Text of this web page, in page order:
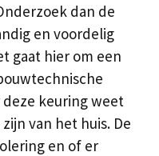
dan de
en voordelig
gaat hier om een
keuring weet
van het huis. De
en of er